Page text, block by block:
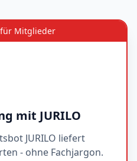
Mitglieder
mit JURILO
JURILO liefert
- ohne Fachjargon.